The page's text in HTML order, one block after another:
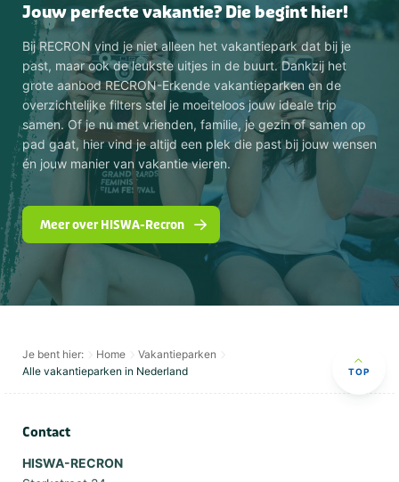
Jouw perfecte vakantie? Die begint hier!
Bij RECRON vind je niet alleen het vakantiepark dat bij je
past, maar ook de leukste uitjes in de buurt. Dankzij het
grote aanbod RECRON-Erkende vakantieparken en de
overzichtelijke filters stel je moeiteloos jouw ideale trip
samen. Of je nu met vrienden, familie, je gezin of samen op
pad gaat, hier vind je altijd een plek die past bij jouw wensen
én jouw manier van vakantie vieren.
Meer over HISWA-Recron
Je bent hier: Home
Vakantieparken
Alle vakantieparken in Nederland
TOP
Contact
HISWA-RECRON